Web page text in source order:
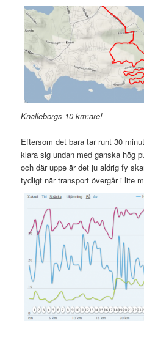
Knalleborgs 10 km:are!
Eftersom det bara tar runt 30
klara sig undan med ganska hög
och där uppe är det ju aldrig fy
tydligt när transport övergår i lite